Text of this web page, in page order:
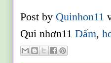
Post by Quinhon11
Qui nhơn11Dấm,